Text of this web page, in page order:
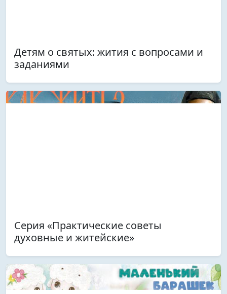
Детям о святых: жития с вопросами и
заданиями
Серия «Практические советы
духовные и житейские»